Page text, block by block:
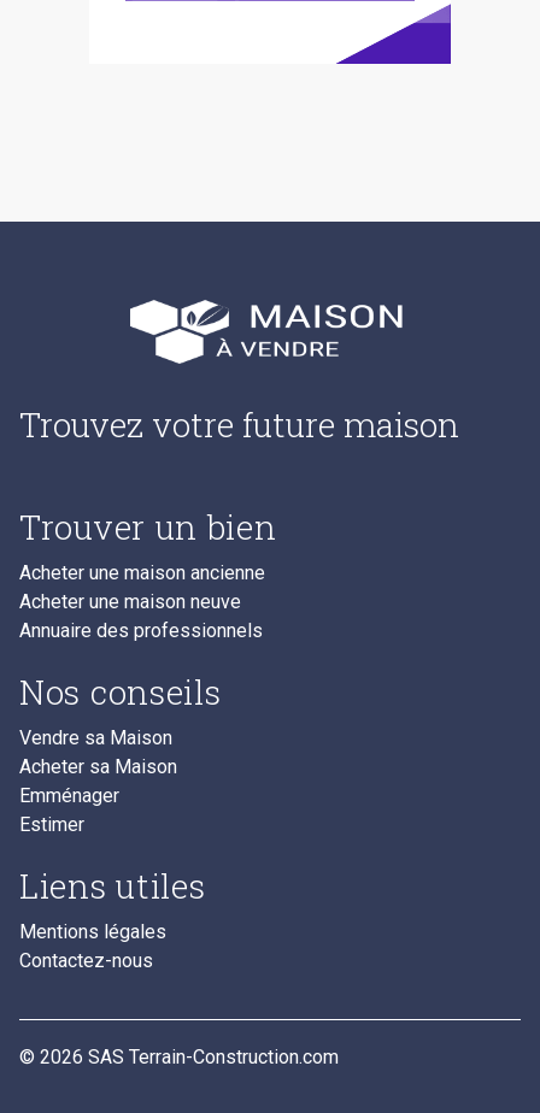
Trouvez votre future maison
Trouver un bien
Acheter une maison ancienne
Acheter une maison neuve
Annuaire des professionnels
Nos conseils
Vendre sa Maison
Acheter sa Maison
Emménager
Estimer
Liens utiles
Mentions légales
Contactez-nous
© 2026 SAS Terrain-Construction.com